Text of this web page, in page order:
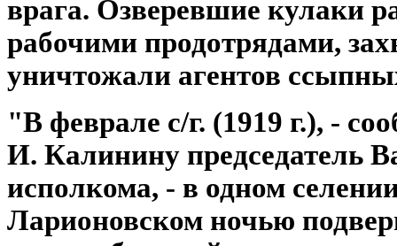
врага. Озверевшие кулаки
рабочими продотрядами,
уничтожали агентов
"В феврале с/г. (1919 г.), -
И. Калинину председатель
исполкома, - в одном
Ларионовском ночью